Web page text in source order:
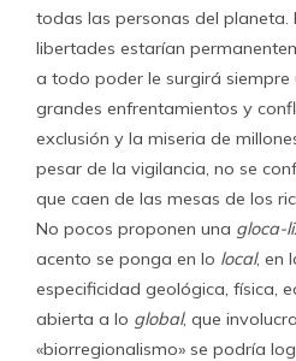
todas las personas del planeta.
libertades estarían
a todo poder le surgirá
grandes enfrentamientos y
exclusión y la miseria de
pesar de la vigilancia, no se
que caen de las mesas de los
No pocos proponen una gloca-
acento se ponga en lo local, en
especificidad geológica, física,
abierta a lo global, que
«biorregionalismo» se podría